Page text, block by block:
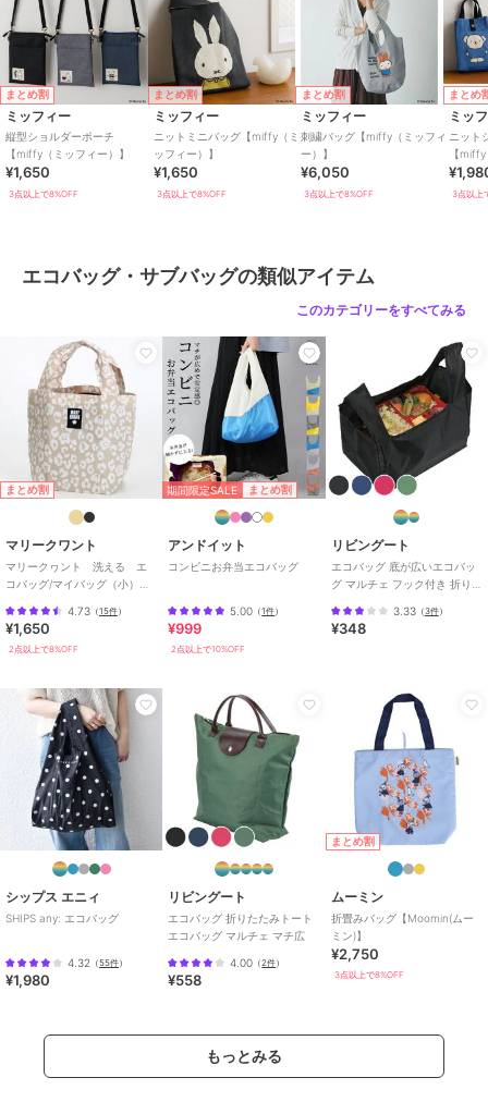
原産国 中国
まとめ割
ミッフィー
縦型ショルダーポーチ
【miffy（ミッフィー）】
¥1,650
3点以上で8%OFF
まとめ割
ミッフィー
ニットミニバッグ【miffy（ミ
ッフィー）】
¥1,650
3点以上で8%OFF
まとめ割
ミッフィー
刺繍バッグ【miffy（ミッフィ
ー）】
¥6,050
3点以上で8%OFF
まとめ
ミッ
ニット
【
3点以上
エコバッグ・サブバッグの類似アイテム
このカテゴリーをすべてみる
まとめ割
マリークワント
マリークヮント 洗える エ
コバッグ/マイバッグ（小）レ
4.73 （15件）
¥1,650
2点以上で8%OFF
期間限定SALE まとめ割
アンドイット
コンビニお弁当エコバッグ
5.00 （1件）
¥999
2点以上で10%OFF
リビングート
エコバッグ 底が広いエコバッ
グ マルチェ フック付き 折りた
3.33（3件）
¥348
シップス エニィ
SHIPS any: エコバッグ
4.32 （55件）
¥1,980
リビングート
エコバッグ 折りたたみトート
エコバッグ マルチェ マチ広
4.00 （2件）
¥558
まとめ割
ムーミン
折畳みバッグ【Moomin(ムー
ミン)】
¥2,750
3点以上で8%OFF
もっとみる